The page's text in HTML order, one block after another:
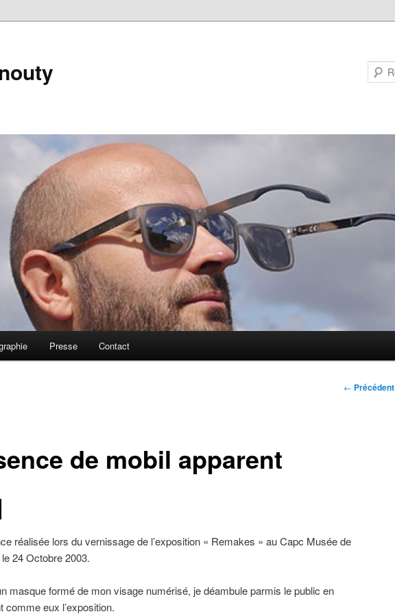
Presse Contact
Navigation
← Précédent
de mobil apparent
réalisée lors du vernissage de l’exposition « Remakes » au Capc Musée de
24 Octobre 2003.
masque formé de mon visage numérisé, je déambule parmis le public en
comme eux l’exposition.